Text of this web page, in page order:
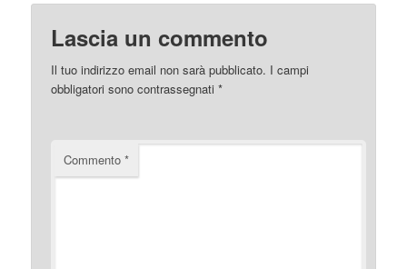
Lascia un commento
Il tuo indirizzo email non sarà pubblicato. I campi
obbligatori sono contrassegnati*
Commento*